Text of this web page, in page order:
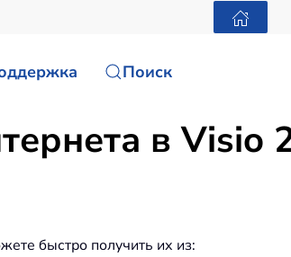
Поиск
в Visio
быстро получить их из: